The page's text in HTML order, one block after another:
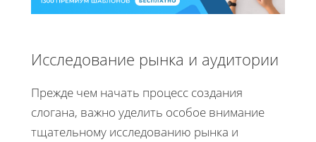
Исследование рынка и аудитории
Прежде чем начать процесс создания
слогана, важно уделить особое внимание
тщательному исследованию рынка и